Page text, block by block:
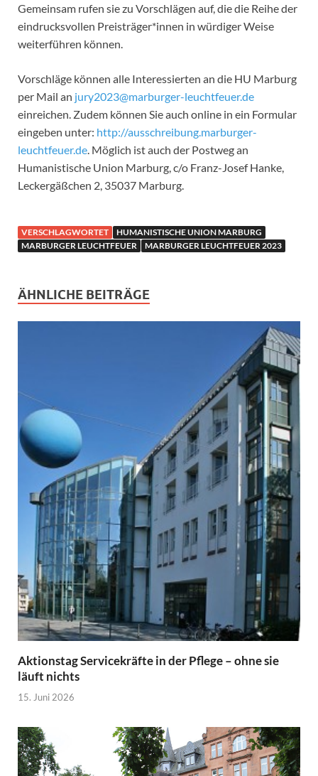
Gemeinsam rufen sie zu Vorschlägen auf, die die Reihe der
eindrucksvollen Preisträger*innen in würdiger Weise
weiterführen können.
Vorschläge können alle Interessierten an die HU Marburg
per Mail an jury2023@marburger-leuchtfeuer.de
einreichen. Zudem können Sie auch online in ein Formular
eingeben unter: http://ausschreibung.marburger-
leuchtfeuer.de . Möglich ist auch der Postweg an
Humanistische Union Marburg, c/o Franz-Josef Hanke,
Leckergäßchen 2, 35037 Marburg.
VERSCHLAGWORTET
HUMANISTISCHE UNION MARBURG
MARBURGER LEUCHTFEUER
MARBURGER LEUCHTFEUER 2023
ÄHNLICHE BEITRÄGE
Aktionstag Servicekräfte in der Pflege – ohne sie
läuft nichts
15. Juni 2026